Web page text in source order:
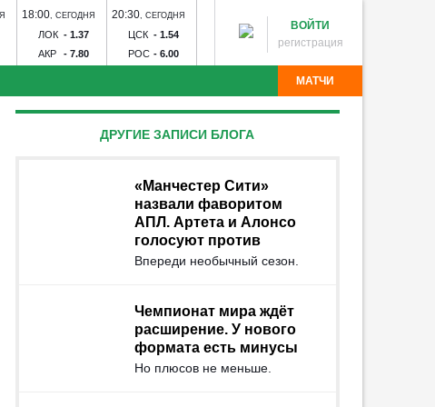
18:00, СЕГОДНЯ
ЛОК - 1.37
АКР
- 7.80
20:30, СЕГОДНЯ
ЦСК - 1.54
РОС - 6.00
-1.60
6.20
ВОЙТИ
регистрация
МАТЧИ
Спартак - Краснодар Рубин - Оренбург Факел - Ахмат
Калуга - Искра Химик - Носта
ДРУГИЕ ЗАПИСИ БЛОГА
«Манчестер Сити»
назвали фаворитом
АПЛ. Артета и Алонсо
голосуют против
Впереди необычный сезон.
Чемпионат мира ждёт
расширение. У нового
формата есть минусы
Но плюсов не меньше.